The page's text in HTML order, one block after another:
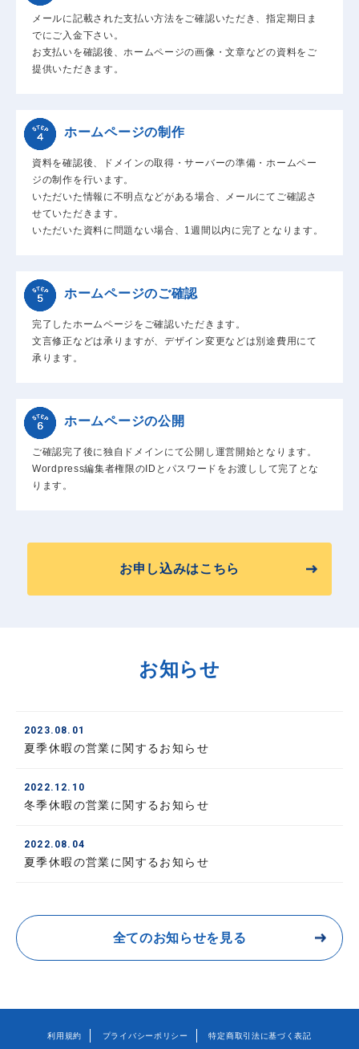
メールに記載された支払い方法をご確認いただき、指定期日ま
でにご入金下さい。
お支払いを確認後、ホームページの画像・文章などの資料をご
提供いただきます。
ホームページの制作
資料を確認後、ドメインの取得・サーバーの準備・ホームペー
ジの制作を行います。
いただいた情報に不明点などがある場合、メールにてご確認さ
せていただきます。
いただいた資料に問題ない場合、1週間以内に完了となります。
ホームページのご確認
完了したホームページをご確認いただきます。
文言修正などは承りますが、デザイン変更などは別途費用にて
承ります。
ホームページの公開
ご確認完了後に独自ドメインにて公開し運営開始となります。
Wordpress編集者権限のIDとパスワードをお渡しして完了とな
ります。
お申し込みはこちら
お知らせ
2023.08.01
夏季休暇の営業に関するお知らせ
2022.12.10
冬季休暇の営業に関するお知らせ
2022.08.04
夏季休暇の営業に関するお知らせ
全てのお知らせを見る
利用規約 プライバシーポリシー 特定商取引法に基づく表記